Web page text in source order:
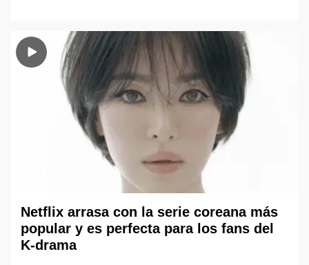
Netflix arrasa con la serie coreana más
popular y es perfecta para los fans del
K-drama